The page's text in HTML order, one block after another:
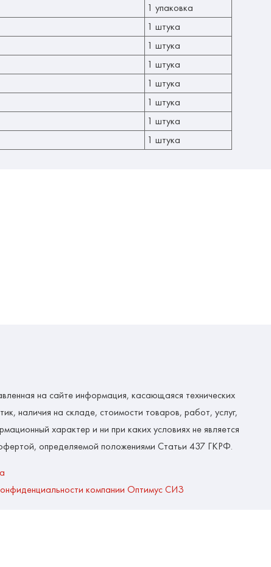
1 упаковка
1 штука
1 штука
1 штука
1 штука
1 штука
1 штука
1 штука
на сайте информация, касающаяся технических
наличия на складе, стоимости товаров, работ, услуг,
характер и ни при каких условиях не является
определяемой положениями Статьи 437 ГКРФ.
компании Оптимус СИЗ